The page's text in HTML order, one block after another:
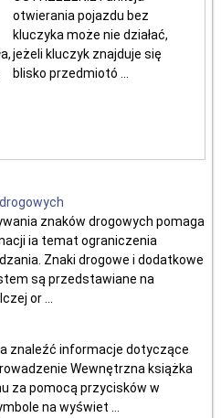
otwierania pojazdu bez
kluczyka może nie działać,
jeżeli kluczyk znajduje się
blisko przedmiotó ...
znaków drogowych pomaga
ia temat ograniczenia
Znaki drogowe i dodatkowe
są przedstawiane na
or ...
znaleźć informacje dotyczące
Wewnętrzna książka
za pomocą przycisków w
na wyświet ...